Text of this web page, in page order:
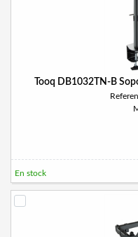
Tooq DB1032TN-B
En stock